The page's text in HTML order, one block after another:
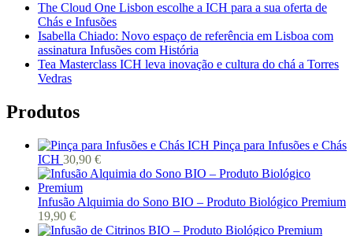
The Cloud One Lisbon escolhe a ICH para a sua oferta de
Chás e Infusões
Isabella Chiado: Novo espaço de referência em Lisboa com
assinatura Infusões com História
Tea Masterclass ICH leva inovação e cultura do chá a Torres
Vedras
Produtos
Pinça para Infusões e Chás
ICH 30,90 €
Infusão Alquimia do Sono BIO – Produto Biológico Premium
19,90 €